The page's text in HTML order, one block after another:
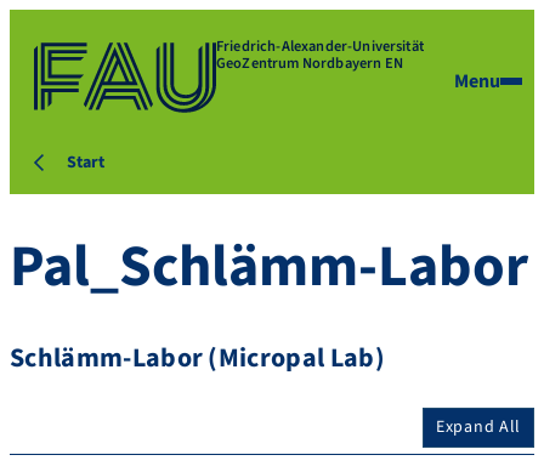
Friedrich-Alexander-Universität
GeoZentrum Nordbayern EN
Menu
Start
Pal_Schlämm-Labor
Schlämm-Labor (Micropal Lab)
Expand All